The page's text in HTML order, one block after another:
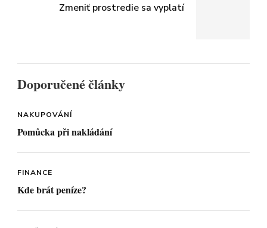
Zmeniť prostredie sa vyplatí
Doporučené články
NAKUPOVÁNÍ
Pomůcka při nakládání
FINANCE
Kde brát peníze?